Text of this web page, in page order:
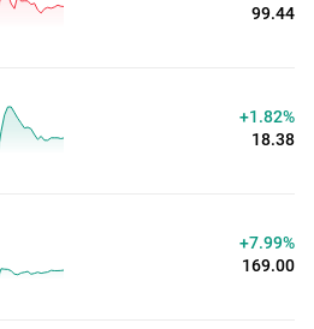
99.39
+1.84%
18.38
+7.99%
169.00